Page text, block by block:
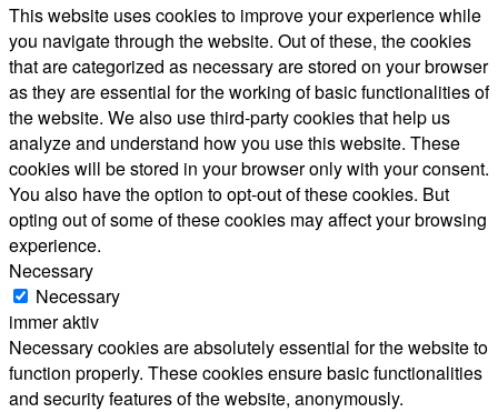
This website uses cookies to improve your experience while
you navigate through the website. Out of these, the cookies
that are categorized as necessary are stored on your browser
as they are essential for the working of basic functionalities of
the website. We also use third-party cookies that help us
analyze and understand how you use this website. These
cookies will be stored in your browser only with your consent.
You also have the option to opt-out of these cookies. But
opting out of some of these cookies may affect your browsing
experience.
Necessary
Necessary
immer aktiv
Necessary cookies are absolutely essential for the website to
function properly. These cookies ensure basic functionalities
and security features of the website, anonymously.